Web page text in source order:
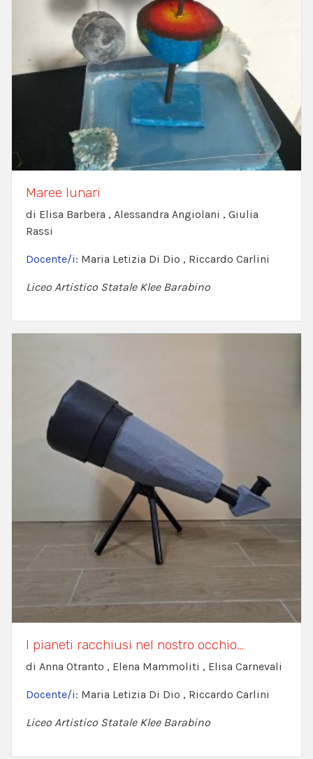
Maree lunari
di Elisa Barbera , Alessandra Angiolani , Giulia
Rassi
Docente/i: Maria Letizia Di Dio , Riccardo Carlini
Liceo Artistico Statale Klee Barabino
I pianeti racchiusi nel nostro occhio…
di Anna Otranto , Elena Mammoliti , Elisa Carnevali
Docente/i: Maria Letizia Di Dio , Riccardo Carlini
Liceo Artistico Statale Klee Barabino